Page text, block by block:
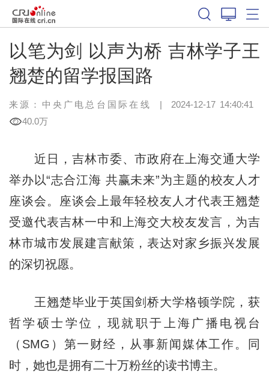
以笔为剑 以声为桥 吉林学子王
翘楚的留学报国路
来源：中央广电总台国际在线 | 2024-12-17 14:40:41
40.0万
近日，吉林市委、市政府在上海交通大学
举办以“志合江海 共赢未来”为主题的校友人才
座谈会。座谈会上最年轻校友人才代表王翘楚
受邀代表吉林一中和上海交大校友发言，为吉
林市城市发展建言献策，表达对家乡振兴发展
的深切祝愿。
王翘楚毕业于英国剑桥大学格顿学院，获
哲学硕士学位，现就职于上海广播电视台
（SMG）第一财经，从事新闻媒体工作。同
时，她也是拥有二十万粉丝的读书博主。